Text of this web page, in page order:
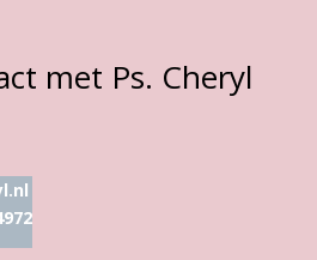
met Ps. Cheryl